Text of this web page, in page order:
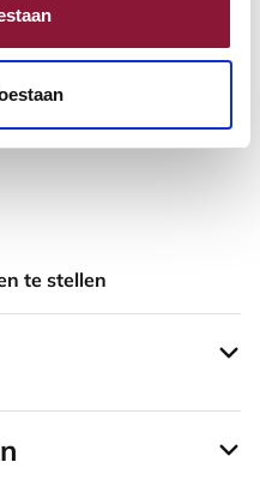
Maak je werkplek compleet
te stellen